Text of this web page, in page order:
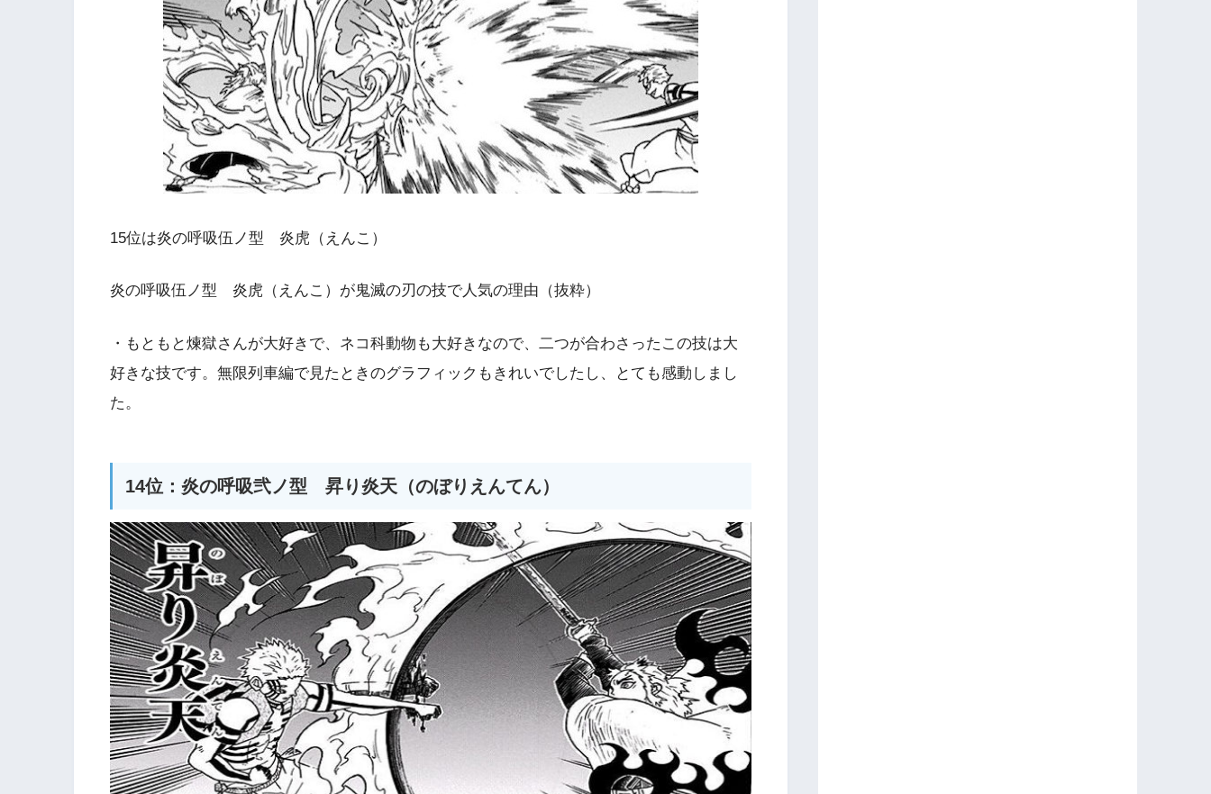
15位は炎の呼吸伍ノ型 炎虎（えんこ）
炎の呼吸伍ノ型 炎虎（えんこ）が鬼滅の刃の技で人気の理由（抜粋）
・もともと煉獄さんが大好きで、ネコ科動物も大好きなので、二つが合わさったこの技は大
好きな技です。無限列車編で見たときのグラフィックもきれいでしたし、とても感動しまし
た。
14位：炎の呼吸弐ノ型 昇り炎天（のぼりえんてん）